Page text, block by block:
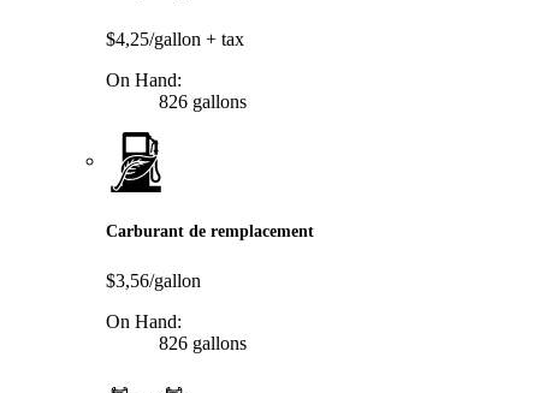
$4,25/gallon + tax
On Hand:
826 gallons
Carburant de remplacement
$3,56/gallon
On Hand:
826 gallons